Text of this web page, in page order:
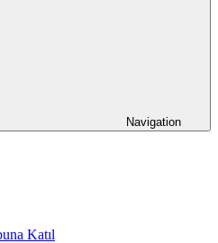
Navigation
Katıl